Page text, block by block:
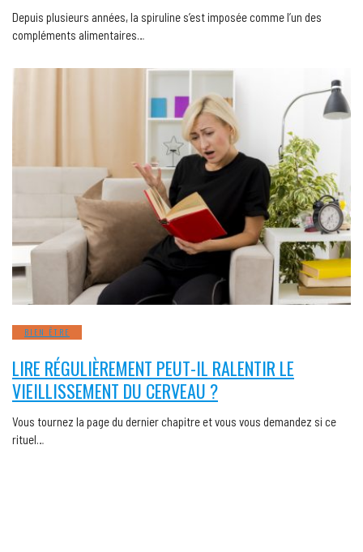
Depuis plusieurs années, la spiruline s’est imposée comme l’un des
compléments alimentaires…
BIEN ÊTRE
LIRE RÉGULIÈREMENT PEUT-IL RALENTIR LE
VIEILLISSEMENT DU CERVEAU ?
Vous tournez la page du dernier chapitre et vous vous demandez si ce
rituel…